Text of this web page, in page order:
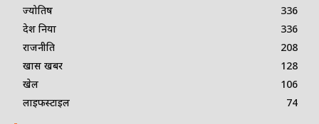
ज्योतिष
336
देश दुनिया
336
राजनीति
208
खास खबर
128
खेल
106
लाइफस्टाइल
74